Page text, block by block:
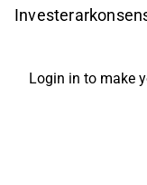
Login in to make